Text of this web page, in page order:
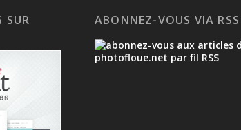
SUR ABONNEZ-VOUS VIA RSS